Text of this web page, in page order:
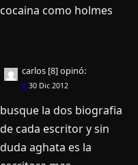
cocaina como holmes
carlos [8]opinó:
# 30 Dic 2012
busque la dos biografia
de cada escritor y sin
duda aghata es la